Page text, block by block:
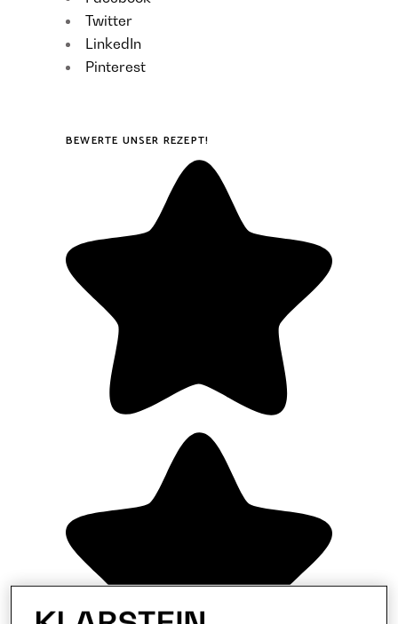
Twitter
LinkedIn
Pinterest
BEWERTE UNSER REZEPT!